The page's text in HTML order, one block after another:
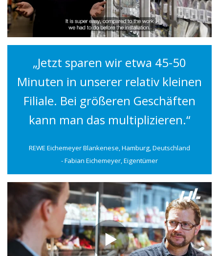
„Jetzt sparen wir etwa 45-50
Minuten in unserer relativ kleinen
Filiale. Bei größeren Geschäften
kann man das multiplizieren.“
REWE Eichemeyer Blankenese, Hamburg, Deutschland
- Fabian Eichemeyer, Eigentümer